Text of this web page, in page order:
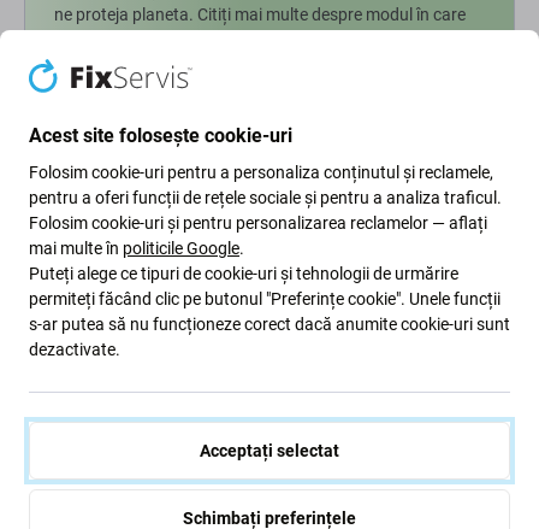
ne proteja planeta. Citiți mai multe despre modul în care
Mai multe informatii
Newsletter Fix
Înscrieți-vă pentru a primi periodic informații despre reduceri și
noutăți din oferta noastră. În același timp, prin trimiterea acestui
formular, confirm că am peste 16 ani
Acest site folosește cookie-uri
Folosim cookie-uri pentru a personaliza conținutul și reclamele,
pentru a oferi funcții de rețele sociale și pentru a analiza traficul.
Folosim cookie-uri și pentru personalizarea reclamelor — aflați
mai multe în politicile Google.
Puteți alege ce tipuri de cookie-uri și tehnologii de urmărire
permiteți făcând clic pe butonul "Preferințe cookie". Unele funcții
s-ar putea să nu funcționeze corect dacă anumite cookie-uri sunt
dezactivate.
Acceptați selectat
Schimbați preferințele